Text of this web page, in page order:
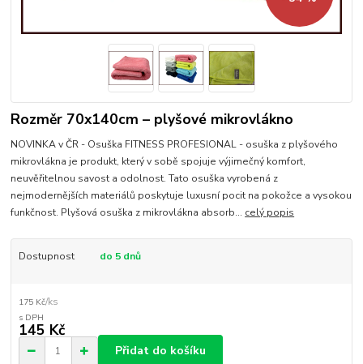
Rozměr 70x140cm – plyšové mikrovlákno
NOVINKA v ČR - Osuška FITNESS PROFESIONAL - osuška z plyšového
mikrovlákna je produkt, který v sobě spojuje výjimečný komfort,
neuvěřitelnou savost a odolnost. Tato osuška vyrobená z
nejmodernějších materiálů poskytuje luxusní pocit na pokožce a vysokou
funkčnost. Plyšová osuška z mikrovlákna absorb... celý popis
Dostupnost do 5 dnů
175 Kč/ks
145 Kč
Přidat do košíku